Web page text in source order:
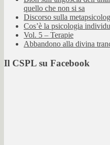
quello che non si sa
Discorso sulla
Cos’è la psicologia
Vol. 5 – Terapie
Abbandono alla divina
Il CSPL su Facebook